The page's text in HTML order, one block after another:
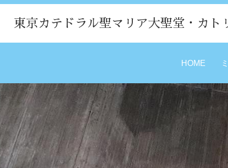
東京カテドラル聖マリア大聖堂・カト
HOME